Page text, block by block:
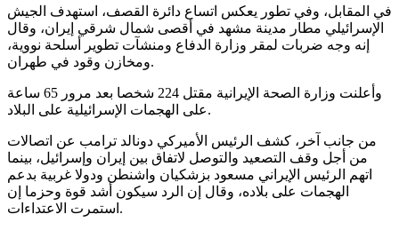
في المقابل، وفي تطور يعكس اتساع دائرة القصف، استهدف الجيش
الإسرائيلي مطار مدينة مشهد في أقصى شمال شرقي إيران، وقال
إنه وجه ضربات لمقر وزارة الدفاع ومنشآت تطوير أسلحة نووية،
ومخازن وقود في طهران.
وأعلنت وزارة الصحة الإيرانية مقتل 224 شخصا بعد مرور 65 ساعة
على الهجمات الإسرائيلية على البلاد.
من جانب آخر، كشف الرئيس الأميركي دونالد ترامب عن اتصالات
من أجل وقف التصعيد والتوصل لاتفاق بين إيران وإسرائيل، بينما
اتهم الرئيس الإيراني مسعود بزشكيان واشنطن ودولا غربية بدعم
الهجمات على بلاده، وقال إن الرد سيكون أشد قوة وحزما إن
استمرت الاعتداءات.